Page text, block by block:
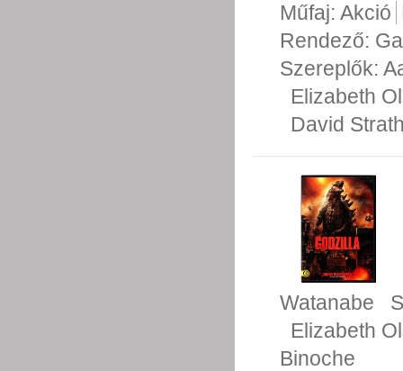
Műfaj: Akció
Rendező:
Szereplők:
Elizabeth
David
Watanabe
Elizabeth
Binoche